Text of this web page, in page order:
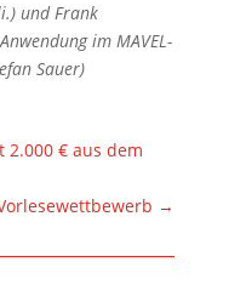
und Frank
im MAVEL-
Sauer)
€ aus dem
→